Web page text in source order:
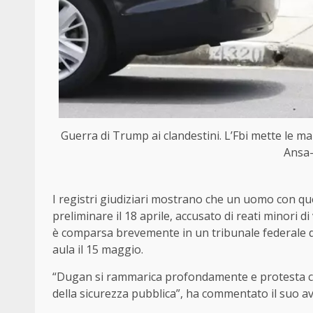
Guerra di Trump ai clandestini. L’Fbi mette le
I registri giudiziari mostrano che un uomo con
preliminare il 18 aprile, accusato di reati minori
è comparsa brevemente in un tribunale
aula il 15 maggio.
“Dugan si rammarica profondamente e
della sicurezza pubblica”, ha commentato il suo